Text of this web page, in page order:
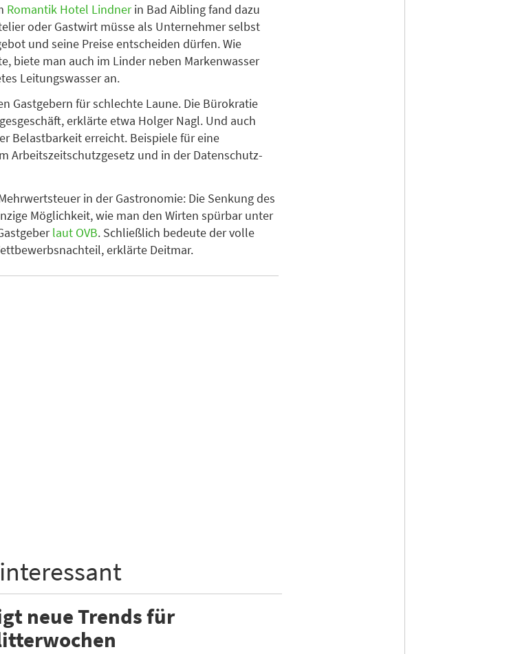
Romantik Hotel Lindnerin Bad Aibling fand dazu
oder Gastwirt müsse als Unternehmer selbst
und seine Preise entscheiden dürfen. Wie
biete man auch im Linder neben Markenwasser
Leitungswasser an.
Gastgebern für schlechte Laune. Die Bürokratie
erklärte etwa Holger Nagl. Und auch
Belastbarkeit erreicht. Beispiele für eine
Arbeitszeitschutzgesetz und in der Datenschutz-
in der Gastronomie: Die Senkung des
Möglichkeit, wie man den Wirten spürbar unter
laut OVB. Schließlich bedeute der volle
erklärte Deitmar.
neue Trends für